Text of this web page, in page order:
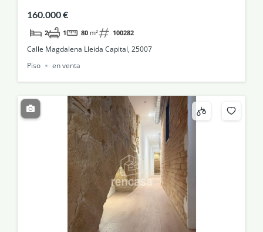
edificio histórico rehabilitado
160.000 €
2 1 80 m² 100282
Calle Magdalena Lleida Capital, 25007
Piso
en venta